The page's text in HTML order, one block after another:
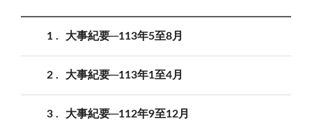
1 大事紀要─113年5至8月
2 大事紀要─113年1至4月
3 大事紀要─112年9至12月